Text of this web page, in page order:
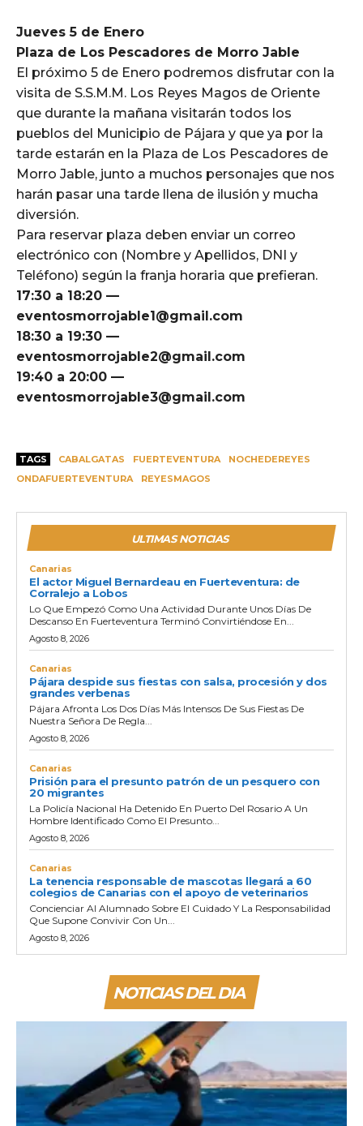
Jueves 5 de Enero
Plaza de Los Pescadores de Morro Jable
El próximo 5 de Enero podremos disfrutar con la
visita de S.S.M.M. Los Reyes Magos de Oriente
que durante la mañana visitarán todos los
pueblos del Municipio de Pájara y que ya por la
tarde estarán en la Plaza de Los Pescadores de
Morro Jable, junto a muchos personajes que nos
harán pasar una tarde llena de ilusión y mucha
diversión.
Para reservar plaza deben enviar un correo
electrónico con (Nombre y Apellidos, DNI y
Teléfono) según la franja horaria que prefieran.
17:30 a 18:20 —
eventosmorrojable1@gmail.com
18:30 a 19:30 —
eventosmorrojable2@gmail.com
19:40 a 20:00 —
eventosmorrojable3@gmail.com
TAGS CABALGATAS FUERTEVENTURA
NOCHEDEREYES
ONDAFUERTEVENTURA
REYESMAGOS
ULTIMAS NOTICIAS
Canarias
El actor Miguel Bernardeau en Fuerteventura: de
Corralejo a Lobos
Lo Que Empezó Como Una Actividad Durante Unos Días De
Descanso En Fuerteventura Terminó Convirtiéndose En...
Agosto 8, 2026
Canarias
Pájara despide sus fiestas con salsa, procesión y dos
grandes verbenas
Pájara Afronta Los Dos Días Más Intensos De Sus Fiestas De
Nuestra Señora De Regla...
Agosto 8, 2026
Canarias
Prisión para el presunto patrón de un pesquero con
20 migrantes
La Policía Nacional Ha Detenido En Puerto Del Rosario A Un
Hombre Identificado Como El Presunto...
Agosto 8, 2026
Canarias
La tenencia responsable de mascotas llegará a 60
colegios de Canarias con el apoyo de veterinarios
Concienciar Al Alumnado Sobre El Cuidado Y La Responsabilidad
Que Supone Convivir Con Un...
Agosto 8, 2026
NOTICIAS DEL DIA